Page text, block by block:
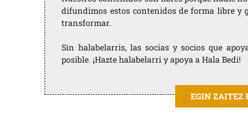
difundimos estos contenidos de forma libre
transformar.
Sin halabelarris, las socias y socios que
posible. ¡Hazte halabelarri y apoya a Hala Bedi!
EGIN ZAITEZ